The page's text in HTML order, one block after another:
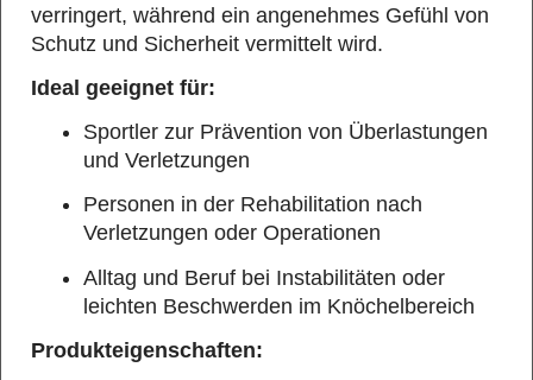
verringert, während ein angenehmes Gefühl von
Schutz und Sicherheit vermittelt wird.
Ideal geeignet für:
Sportler zur Prävention von Überlastungen
und Verletzungen
Personen in der Rehabilitation nach
Verletzungen oder Operationen
Alltag und Beruf bei Instabilitäten oder
leichten Beschwerden im Knöchelbereich
Produkteigenschaften: